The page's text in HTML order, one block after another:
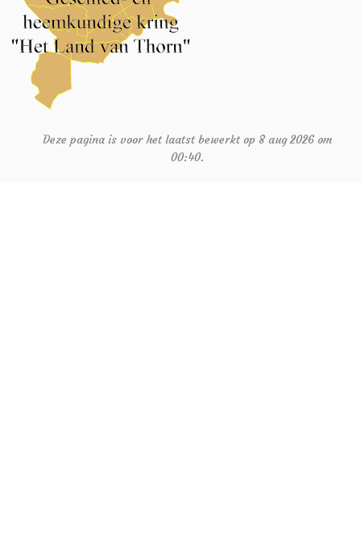
Deze pagina is voor het laatst bewerkt op 8 aug 2026 om
00:40.